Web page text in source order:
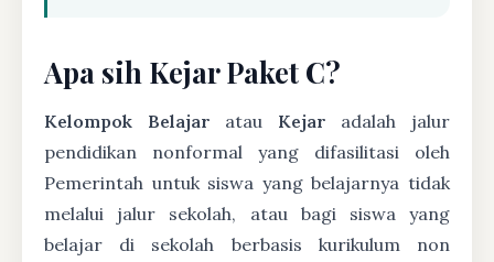
Apa sih Kejar Paket C?
Kelompok Belajar atau Kejar adalah jalur
pendidikan nonformal yang difasilitasi oleh
Pemerintah untuk siswa yang belajarnya tidak
melalui jalur sekolah, atau bagi siswa yang
belajar di sekolah berbasis kurikulum non